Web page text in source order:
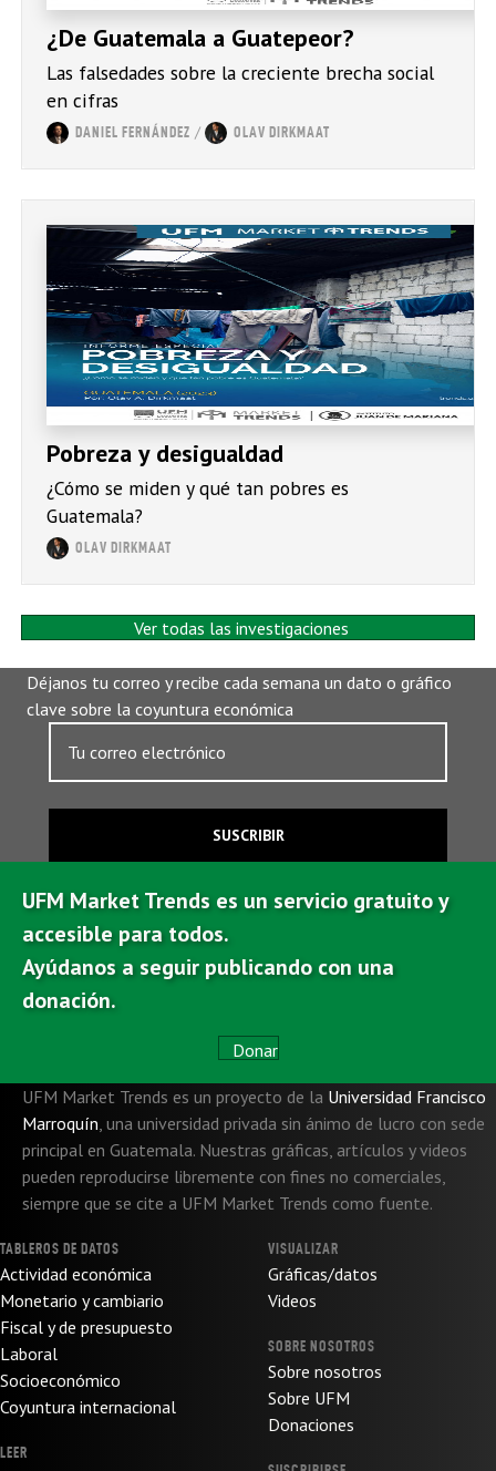
¿De Guatemala a Guatepeor?
Las falsedades sobre la creciente brecha social
en cifras
DANIEL FERNÁNDEZ / OLAV DIRKMAAT
Pobreza y desigualdad
¿Cómo se miden y qué tan pobres es
Guatemala?
OLAV DIRKMAAT
Ver todas las investigaciones
Déjanos tu correo y recibe cada semana un dato o gráfico
clave sobre la coyuntura económica
SUSCRIBIR
UFM Market Trends es un servicio gratuito y
accesible para todos.
Ayúdanos a seguir publicando con una
donación.
Donar
UFM Market Trends es un proyecto de la Universidad Francisco
Marroquín una universidad privada sin ánimo de lucro con sede
principal en Guatemala. Nuestras gráficas, artículos y videos
pueden reproducirse libremente con fines no comerciales,
siempre que se cite a UFM Market Trends como fuente.
TABLEROS DE DATOS
Actividad económica
Monetario y cambiario
Fiscal y de presupuesto
Laboral
Socioeconómico
Coyuntura internacional
LEER
VISUALIZAR
Gráficas/datos
Videos
SOBRE NOSOTROS
Sobre nosotros
Sobre UFM
Donaciones